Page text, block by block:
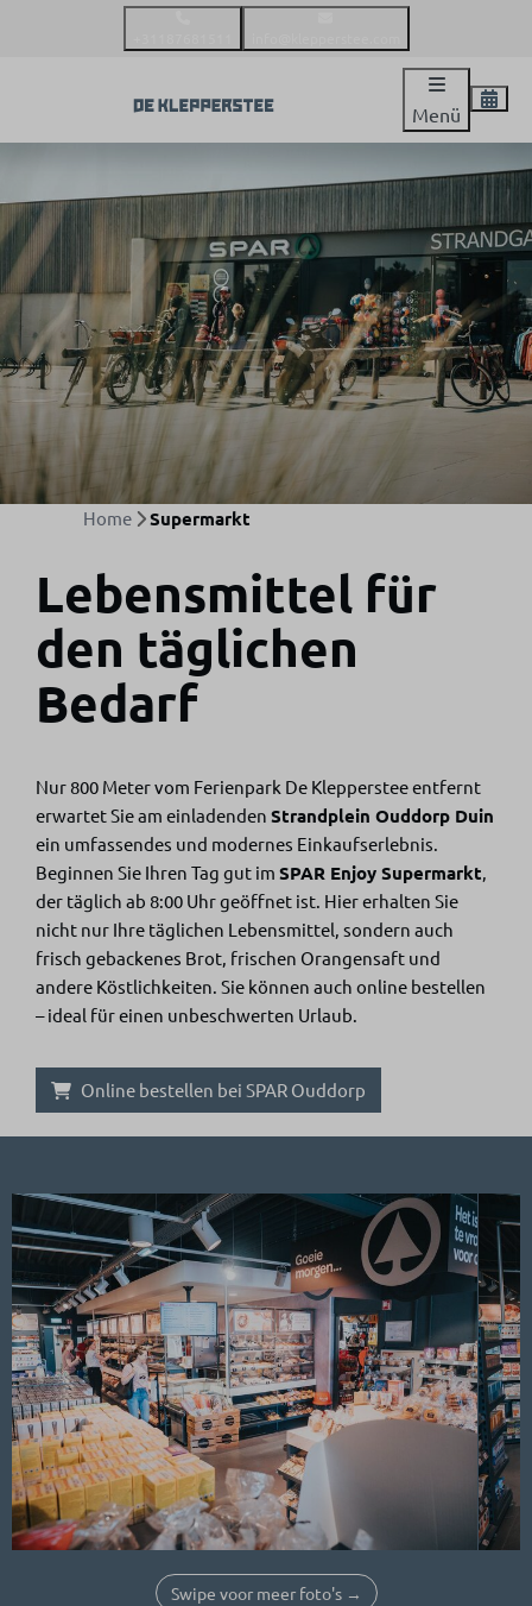
Menü
Home Supermarkt
Lebensmittel für
den täglichen
Bedarf
Nur 800 Meter vom Ferienpark De Klepperstee entfernt
erwartet Sie am einladendenStrandplein Ouddorp Duin
ein umfassendes und modernes Einkaufserlebnis.
Beginnen Sie Ihren Tag gut imSPAR Enjoy Supermarkt,
der täglich ab 8:00 Uhr geöffnet ist. Hier erhalten Sie
nicht nur Ihre täglichen Lebensmittel, sondern auch
frisch gebackenes Brot, frischen Orangensaft und
andere Köstlichkeiten. Sie können auch online bestellen
– ideal für einen unbeschwerten Urlaub.
Online bestellen bei SPAR Ouddorp
Swipe voor meer foto's →